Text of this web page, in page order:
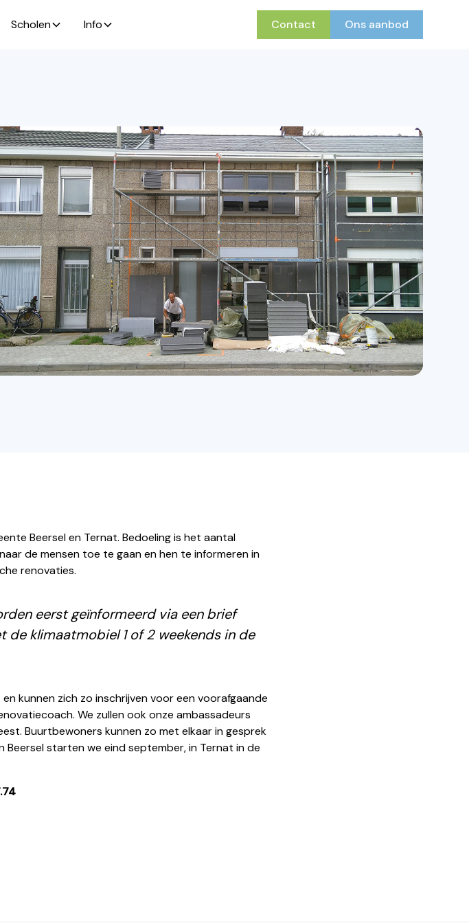
Scholen Info Contact Ons aanbod
Beersel en Ternat. Bedoeling is het aantal
de mensen toe te gaan en hen te informeren in
renovaties.
eerst geïnformeerd via een brief
de klimaatmobiel 1 of 2 weekends in de
kunnen zich zo inschrijven voor een voorafgaande
We zullen ook onze ambassadeurs
Buurtbewoners kunnen zo met elkaar in gesprek
Beersel starten we eind september, in Ternat in de